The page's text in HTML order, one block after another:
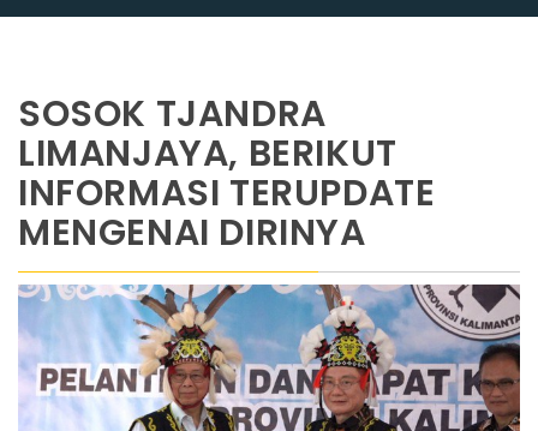
SOSOK TJANDRA
LIMANJAYA, BERIKUT
INFORMASI TERUPDATE
MENGENAI DIRINYA